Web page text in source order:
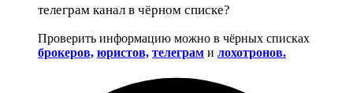
телеграм канал в чёрном списке?
Проверить информацию можно в чёрных списках
брокеров, юристов, телеграм и лохотронов.